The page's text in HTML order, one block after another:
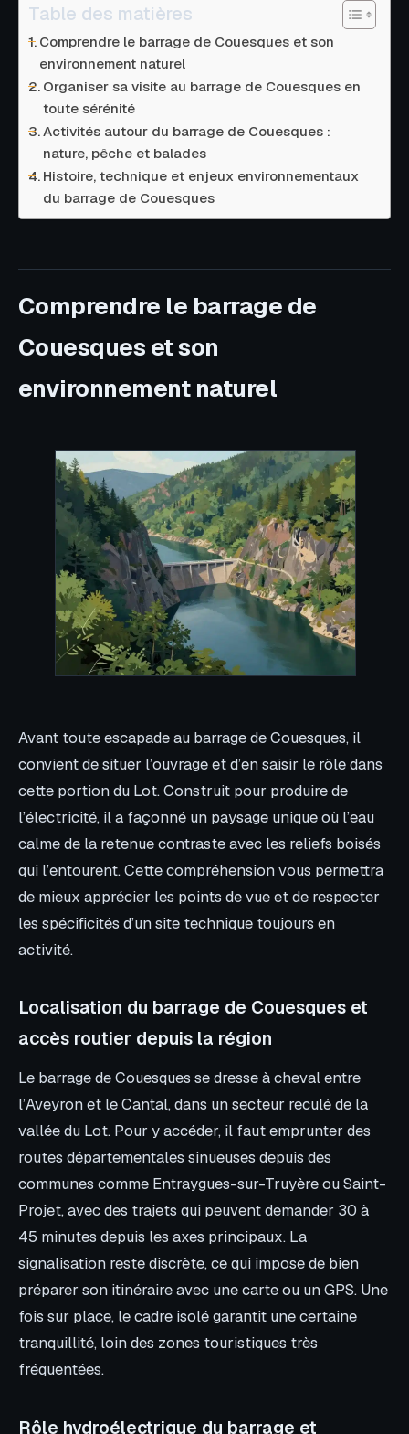
Table des matières
Comprendre le barrage de Couesques et son
environnement naturel
Organiser sa visite au barrage de Couesques en
toute sérénité
Activités autour du barrage de Couesques :
nature, pêche et balades
Histoire, technique et enjeux environnementaux
du barrage de Couesques
Comprendre le barrage de
Couesques et son
environnement naturel
Avant toute escapade au barrage de Couesques, il
convient de situer l’ouvrage et d’en saisir le rôle dans
cette portion du Lot. Construit pour produire de
l’électricité, il a façonné un paysage unique où l’eau
calme de la retenue contraste avec les reliefs boisés
qui l’entourent. Cette compréhension vous permettra
de mieux apprécier les points de vue et de respecter
les spécificités d’un site technique toujours en
activité.
Localisation du barrage de Couesques et
accès routier depuis la région
Le barrage de Couesques se dresse à cheval entre
l’Aveyron et le Cantal, dans un secteur reculé de la
vallée du Lot. Pour y accéder, il faut emprunter des
routes départementales sinueuses depuis des
communes comme Entraygues-sur-Truyère ou Saint-
Projet, avec des trajets qui peuvent demander 30 à
45 minutes depuis les axes principaux. La
signalisation reste discrète, ce qui impose de bien
préparer son itinéraire avec une carte ou un GPS. Une
fois sur place, le cadre isolé garantit une certaine
tranquillité, loin des zones touristiques très
fréquentées.
Rôle hydroélectrique du barrage et